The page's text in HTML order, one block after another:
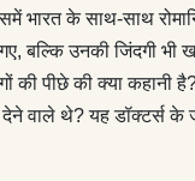
भारत के साथ-साथ
बल्कि उनकी जिंदगी
पीछे की क्या कहानी
वाले थे? यह